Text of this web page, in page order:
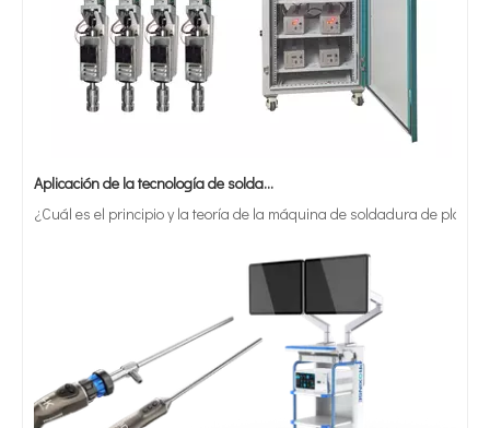
¿Cuál es el principio y la teoría de la máquina de soldadura de